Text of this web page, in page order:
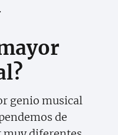
genio musical
de